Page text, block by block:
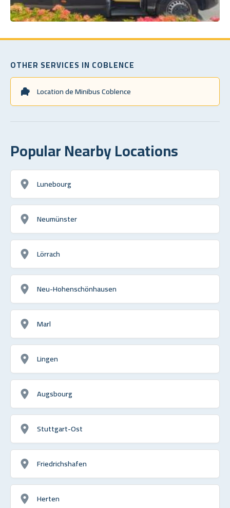
OTHER SERVICES IN COBLENCE
Location de Minibus Coblence
Popular Nearby Locations
Lunebourg
Neumünster
Lörrach
Neu-Hohenschönhausen
Marl
Lingen
Augsbourg
Stuttgart-Ost
Friedrichshafen
Herten